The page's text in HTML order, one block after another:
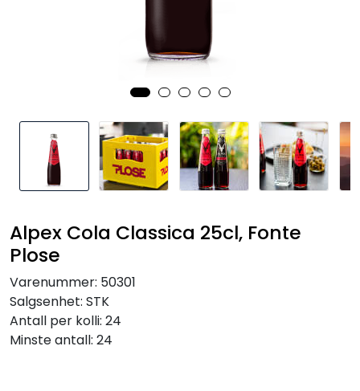
Alpex Cola Classica 25cl, Fonte
Plose
Varenummer: 50301
Salgsenhet: STK
Antall per kolli: 24
Minste antall: 24